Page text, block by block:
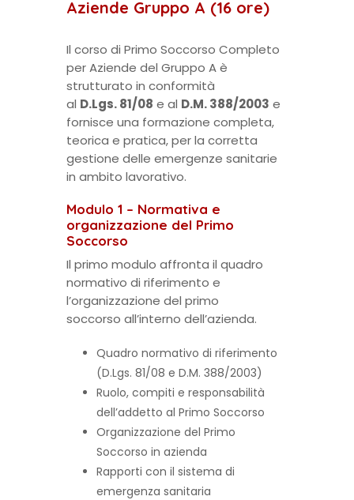
Aziende Gruppo A (16 ore)
Il corso di Primo Soccorso Completo
per Aziende del Gruppo A è
strutturato in conformità
al D.Lgs. 81/08 e al D.M. 388/2003 e
fornisce una formazione completa,
teorica e pratica, per la corretta
gestione delle emergenze sanitarie
in ambito lavorativo.
Modulo 1 – Normativa e
organizzazione del Primo
Soccorso
Il primo modulo affronta il quadro
normativo di riferimento e
l’organizzazione del primo
soccorso all’interno dell’azienda.
Quadro normativo di riferimento
(D.Lgs. 81/08 e D.M. 388/2003)
Ruolo, compiti e responsabilità
dell’addetto al Primo Soccorso
Organizzazione del Primo
Soccorso in azienda
Rapporti con il sistema di
emergenza sanitaria